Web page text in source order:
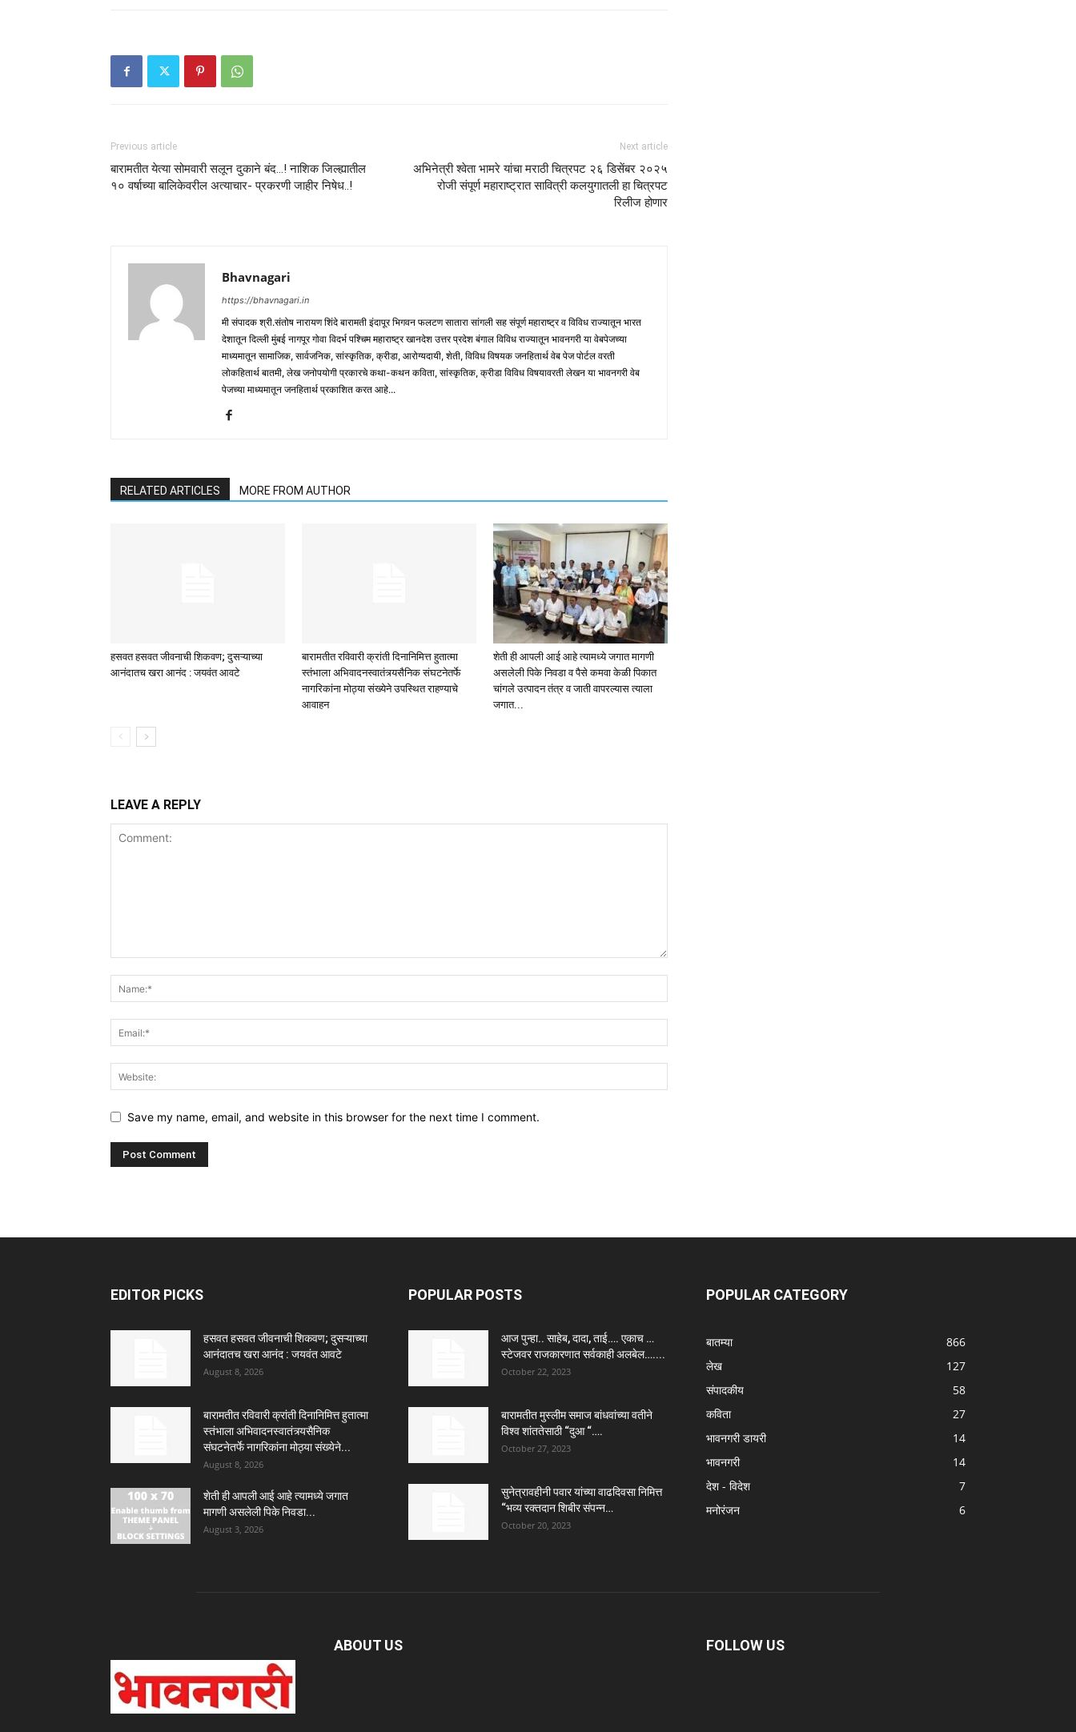
Previous article
बारामतीत येत्या सोमवारी सलून दुकाने बंद…! नाशिक जिल्ह्यातील
१० वर्षाच्या बालिकेवरील अत्याचार- प्रकरणी जाहीर निषेध..!
Next article
अभिनेत्री श्वेता भामरे यांचा मराठी चित्रपट २६ डिसेंबर २०२५
रोजी संपूर्ण महाराष्ट्रात सावित्री कलयुगातली हा चित्रपट
रिलीज होणार
Bhavnagari
https://bhavnagari.in
मी संपादक श्री.संतोष नारायण शिंदे बारामती इंदापूर भिगवन फलटण सातारा सांगली सह संपूर्ण महाराष्ट्र व विविध राज्यातून भारत
देशातून दिल्ली मुंबई नागपूर गोवा विदर्भ पश्चिम महाराष्ट्र खानदेश उत्तर प्रदेश बंगाल विविध राज्यातून भावनगरी या वेबपेजच्या
माध्यमातून सामाजिक, सार्वजनिक, सांस्कृतिक, क्रीडा, आरोग्यदायी, शेती, विविध विषयक जनहितार्थ वेब पेज पोर्टल वरती
लोकहितार्थ बातमी, लेख जनोपयोगी प्रकारचे कथा-कथन कविता, सांस्कृतिक, क्रीडा विविध विषयावरती लेखन या भावनगरी वेब
पेजच्या माध्यमातून जनहितार्थ प्रकाशित करत आहे...
RELATED ARTICLES MORE FROM AUTHOR
हसवत हसवत जीवनाची शिकवण; दुसऱ्याच्या
आनंदातच खरा आनंद : जयवंत आवटे
बारामतीत रविवारी क्रांती दिनानिमित्त हुतात्मा
स्तंभाला अभिवादनस्वातंत्र्यसैनिक संघटनेतर्फे
नागरिकांना मोठ्या संख्येने उपस्थित राहण्याचे
आवाहन
शेती ही आपली आई आहे त्यामध्ये जगात मागणी
असलेली पिके निवडा व पैसे कमवा केळी पिकात
चांगले उत्पादन तंत्र व जाती वापरल्यास त्याला
जगात...
LEAVE A REPLY
Save my name, email, and website in this browser for the next time I comment.
EDITOR PICKS
हसवत हसवत जीवनाची शिकवण; दुसऱ्याच्या
आनंदातच खरा आनंद : जयवंत आवटे
August 8, 2026
बारामतीत रविवारी क्रांती दिनानिमित्त हुतात्मा
स्तंभाला अभिवादनस्वातंत्र्यसैनिक
संघटनेतर्फे नागरिकांना मोठ्या संख्येने...
August 8, 2026
शेती ही आपली आई आहे त्यामध्ये जगात
मागणी असलेली पिके निवडा...
August 3, 2026
POPULAR POSTS
आज पुन्हा.. साहेब, दादा, ताई…. एकाच …
स्टेजवर राजकारणात सर्वकाही अलबेल…....
October 22, 2023
बारामतीत मुस्लीम समाज बांधवांच्या वतीने
विश्व शांततेसाठी “दुआ “….
October 27, 2023
सुनेत्रावहीनी पवार यांच्या वाढदिवसा निमित्त
“भव्य रक्तदान शिबीर संपन्न…
October 20, 2023
POPULAR CATEGORY
बातम्या
866
लेख
127
संपादकीय
58
कविता
27
भावनगरी डायरी
14
भावनगरी
14
देश - विदेश
7
मनोरंजन
6
ABOUT US FOLLOW US